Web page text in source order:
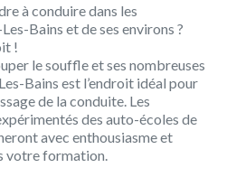
à conduire dans les
Bains et de ses environs ?
!
le souffle et ses nombreuses
Bains est l’endroit idéal pour
de la conduite. Les
des auto-écoles de
avec enthousiasme et
votre formation.